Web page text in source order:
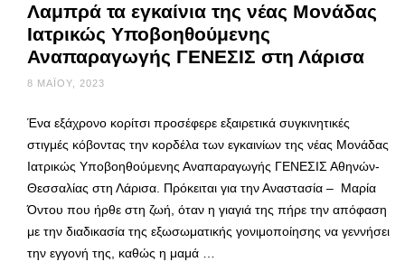
Λαμπρά τα εγκαίνια της νέας Μονάδας
Ιατρικώς Υποβοηθούμενης
Αναπαραγωγής ΓΕΝΕΣΙΣ στη Λάρισα
8 ΜΑΪ́ΟΥ, 2023
Ένα εξάχρονο κορίτσι προσέφερε εξαιρετικά συγκινητικές
στιγμές κόβοντας την κορδέλα των εγκαινίων της νέας Μονάδας
Ιατρικώς Υποβοηθούμενης Αναπαραγωγής ΓΕΝΕΣΙΣ Αθηνών-
Θεσσαλίας στη Λάρισα. Πρόκειται για την Αναστασία – Μαρία
Όντου που ήρθε στη ζωή, όταν η γιαγιά της πήρε την απόφαση
με την διαδικασία της εξωσωματικής γονιμοποίησης να γεννήσει
την εγγονή της, καθώς η μαμά …